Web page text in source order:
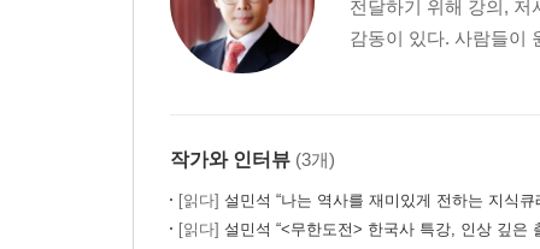
위대한 호랑이. 백성의, 백성에 의한, 백성을 위한
- 노력하는 천재, 세종!
- 행복한 백성들 뒤에는 뼈 빠지게 고생하는 신하
【 제5대 문종 】
피곤한 호랑이. 세자만 30년, 아버지 세종을 쏙 닮
- 문종(文宗)은 사실 무종(武宗)이어야 했다?!
전달하기 위해 강의,
감동이 있다. 사람들이
작가와 인터뷰 (3개)
[읽다] 설민석 “나는 역사를 재미있게 전하는 지식큐
[읽다] 설민석 “<무한도전> 한국사 특강, 인상 깊은